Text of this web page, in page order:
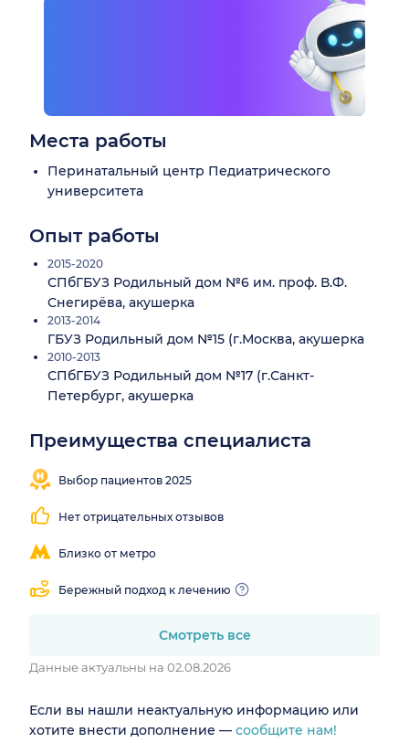
Места работы
Перинатальный центр Педиатрического
университета
Опыт работы
2015-2020
СПбГБУЗ Родильный дом №6 им. проф. В.Ф.
Снегирёва, акушерка
2013-2014
ГБУЗ Родильный дом №15 (г.Москва, акушерка
2010-2013
СПбГБУЗ Родильный дом №17 (г.Санкт-
Петербург, акушерка
Преимущества специалиста
Выбор пациентов 2025
Нет отрицательных отзывов
Близко от метро
Бережный подход к лечению
Находит
пациентом
Смотреть все
Данные актуальны на 02.08.2026
Если вы нашли неактуальную информацию или
хотите внести дополнение — сообщите нам!